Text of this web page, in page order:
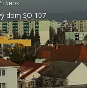
dom SO 107